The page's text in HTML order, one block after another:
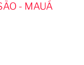
- MAUÁ